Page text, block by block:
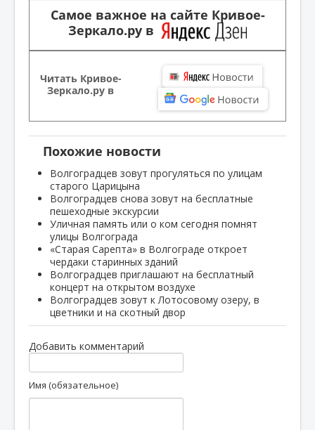
Самое важное на сайте Кривое-
Зеркало.ру в
Читать Кривое-
Зеркало.ру в
Похожие новости
Волгоградцев зовут прогуляться по улицам
старого Царицына
Волгоградцев снова зовут на бесплатные
пешеходные экскурсии
Уличная память или о ком сегодня помнят
улицы Волгограда
«Старая Сарепта» в Волгограде откроет
чердаки старинных зданий
Волгоградцев приглашают на бесплатный
концерт на открытом воздухе
Волгоградцев зовут к Лотосовому озеру, в
цветники и на скотный двор
Добавить комментарий
Имя (обязательное)